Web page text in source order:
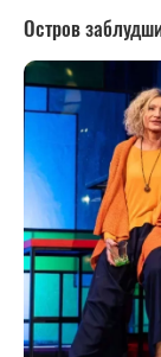
Остров